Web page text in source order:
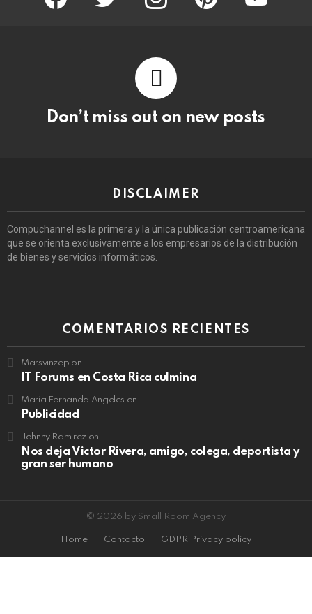
Don’t miss out on new posts
DISCLAIMER
Compuchannel es la primera y la única publicación centroamericana
que se orienta exclusivamente a los empresarios de la distribución
de bienes y servicios informáticos.
COMENTARIOS RECIENTES
Marsvinzep on
IT Forums en Costa Rica culmina
María Fernanda Angeles on
Publicidad
Johnny Ramirezon
Nos deja Victor Rivera, amigo, colega, deportista y
gran ser humano
© 2026 by Small Room Agency
Home Contacto GDPR Privacy policy